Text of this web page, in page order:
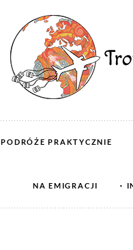
PODRÓŻE PRAKTYCZNIE
NA EMIGRACJI